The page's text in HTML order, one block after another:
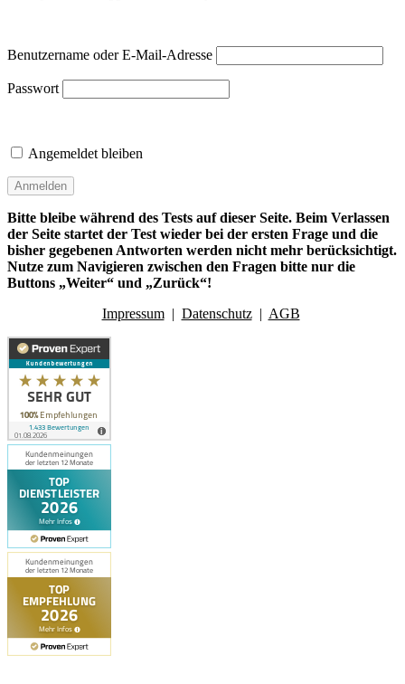
Benutzername oder E-Mail-Adresse
Passwort
Angemeldet bleiben
Bitte bleibe während des Tests auf dieser Seite. Beim Verlassen
der Seite startet der Test wieder bei der ersten Frage und die
bisher gegebenen Antworten werden nicht mehr berücksichtigt.
Nutze zum Navigieren zwischen den Fragen bitte nur die
Buttons „Weiter“ und „Zurück“!
Impressum| Datenschutz| AGB